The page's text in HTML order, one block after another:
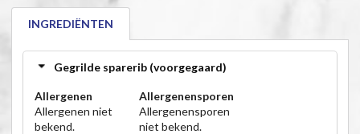
INGREDIËNTEN
Gegrilde sparerib (voorgegaard)
Allergenen
Allergenen niet
bekend.
Allergenensporen
Allergenensporen
niet bekend.